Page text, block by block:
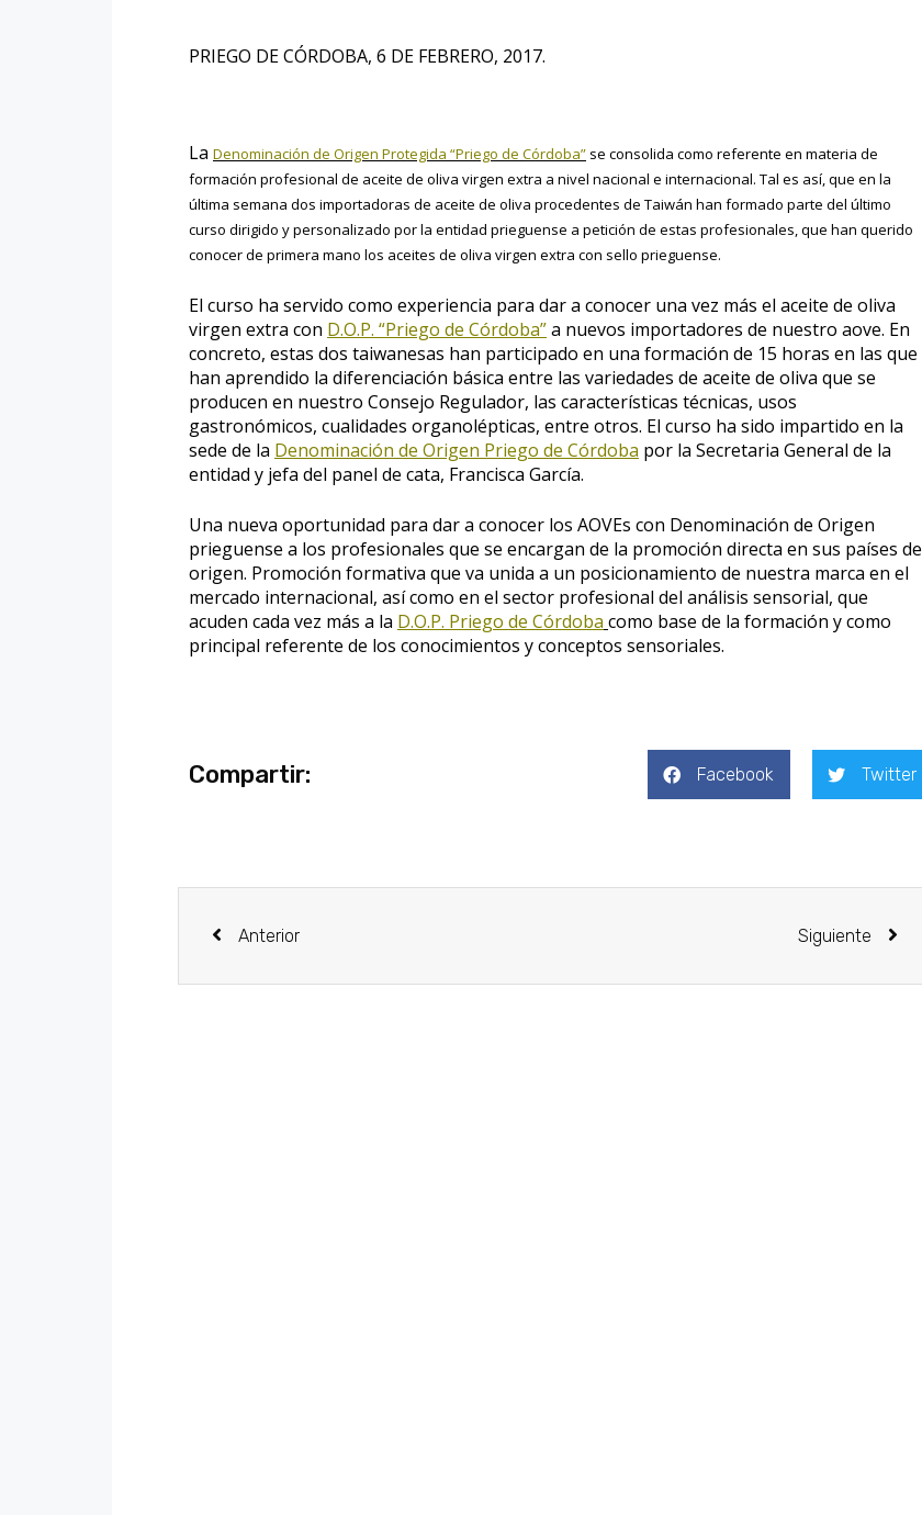
PRIEGO DE CÓRDOBA, 6 DE FEBRERO, 2017.
La Denominación de Origen Protegida “Priego de Córdoba” se consolida como referente en materia de
formación profesional de aceite de oliva virgen extra a nivel nacional e internacional. Tal es así, que en la
última semana dos importadoras de aceite de oliva procedentes de Taiwán han formado parte del último
curso dirigido y personalizado por la entidad prieguense a petición de estas profesionales, que han querido
conocer de primera mano los aceites de oliva virgen extra con sello prieguense.
El curso ha servido como experiencia para dar a conocer una vez más el aceite de oliva
virgen extra con D.O.P. “Priego de Córdoba”a nuevos importadores de nuestro aove. En
concreto, estas dos taiwanesas han participado en una formación de 15 horas en las que
han aprendido la diferenciación básica entre las variedades de aceite de oliva que se
producen en nuestro Consejo Regulador, las características técnicas, usos
gastronómicos, cualidades organolépticas, entre otros. El curso ha sido impartido en la
sede de la Denominación de Origen Priego de Córdoba por la Secretaria General de la
entidad y jefa del panel de cata, Francisca García.
Una nueva oportunidad para dar a conocer los AOVEs con Denominación de Origen
prieguense a los profesionales que se encargan de la promoción directa en sus países de
origen. Promoción formativa que va unida a un posicionamiento de nuestra marca en el
mercado internacional, así como en el sector profesional del análisis sensorial, que
acuden cada vez más a la D.O.P. Priego de Córdoba como base de la formación y como
principal referente de los conocimientos y conceptos sensoriales.
Compartir: Facebook Twitter
Anterior Siguiente